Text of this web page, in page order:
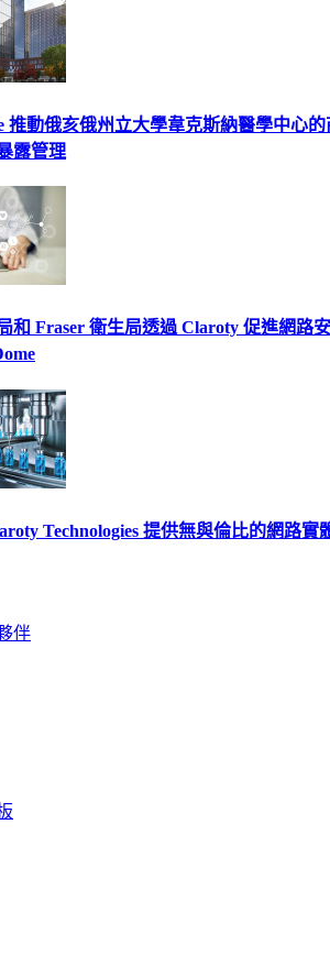
推動俄亥俄州立大學韋克斯納醫學中心的
露管理
和 Fraser 衛生局透過 Claroty 促進網路
Technologies 提供無與倫比的網路實
伴